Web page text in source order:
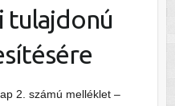
tulajdonú
2. számú melléklet –